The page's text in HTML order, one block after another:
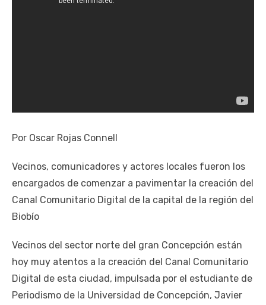
Por Oscar Rojas Connell
Vecinos, comunicadores y actores locales fueron los
encargados de comenzar a pavimentar la creación del
Canal Comunitario Digital de la capital de la región del
Biobío
Vecinos del sector norte del gran Concepción están
hoy muy atentos a la creación del Canal Comunitario
Digital de esta ciudad, impulsada por el estudiante de
Periodismo de la Universidad de Concepción, Javier